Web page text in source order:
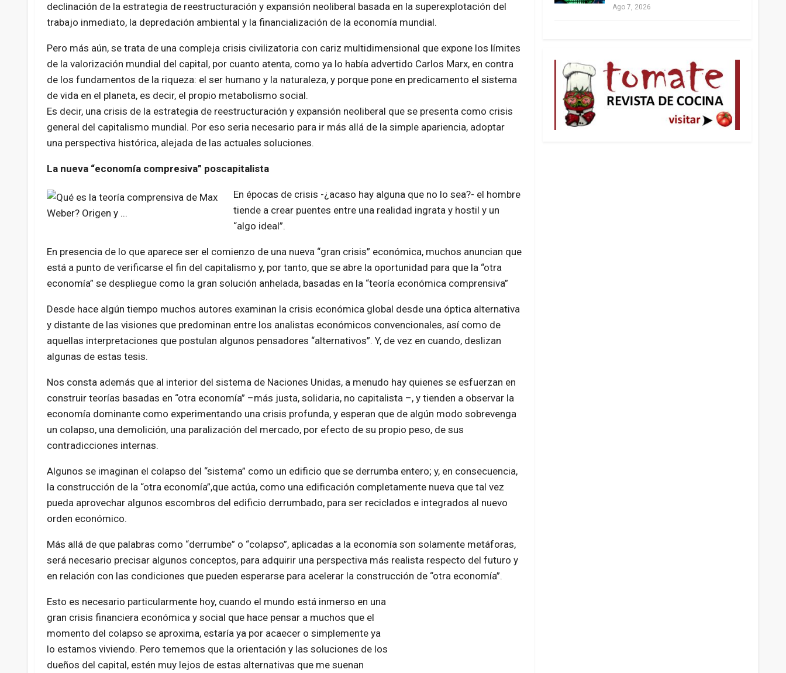
declinación de la estrategia de reestructuración y expansión neoliberal basada en la superexplotación del
trabajo inmediato, la depredación ambiental y la financialización de la economía mundial.
Pero más aún, se trata de una compleja crisis civilizatoria con cariz multidimensional que expone los límites
de la valorización mundial del capital, por cuanto atenta, como ya lo había advertido Carlos Marx, en contra
de los fundamentos de la riqueza: el ser humano y la naturaleza, y porque pone en predicamento el sistema
de vida en el planeta, es decir, el propio metabolismo social.
Es decir, una crisis de la estrategia de reestructuración y expansión neoliberal que se presenta como crisis
general del capitalismo mundial. Por eso seria necesario para ir más allá de la simple apariencia, adoptar
una perspectiva histórica, alejada de las actuales soluciones.
La nueva “economía compresiva” poscapitalista
En épocas de crisis -¿acaso hay alguna que no lo sea?- el hombre
tiende a crear puentes entre una realidad ingrata y hostil y un
“algo ideal”.
En presencia de lo que aparece ser el comienzo de una nueva “gran crisis” económica, muchos anuncian que
está a punto de verificarse el fin del capitalismo y, por tanto, que se abre la oportunidad para que la “otra
economía” se despliegue como la gran solución anhelada, basadas en la “teoría económica comprensiva”
Desde hace algún tiempo muchos autores examinan la crisis económica global desde una óptica alternativa
y distante de las visiones que predominan entre los analistas económicos convencionales, así como de
aquellas interpretaciones que postulan algunos pensadores “alternativos”. Y, de vez en cuando, deslizan
algunas de estas tesis.
Nos consta además que al interior del sistema de Naciones Unidas, a menudo hay quienes se esfuerzan en
construir teorías basadas en “otra economía” –más justa, solidaria, no capitalista –, y tienden a observar la
economía dominante como experimentando una crisis profunda, y esperan que de algún modo sobrevenga
un colapso, una demolición, una paralización del mercado, por efecto de su propio peso, de sus
contradicciones internas.
Algunos se imaginan el colapso del “sistema” como un edificio que se derrumba entero; y, en consecuencia,
la construcción de la “otra economía”,que actúa, como una edificación completamente nueva que tal vez
pueda aprovechar algunos escombros del edificio derrumbado, para ser reciclados e integrados al nuevo
orden económico.
Más allá de que palabras como “derrumbe” o “colapso”, aplicadas a la economía son solamente metáforas,
será necesario precisar algunos conceptos, para adquirir una perspectiva más realista respecto del futuro y
en relación con las condiciones que pueden esperarse para acelerar la construcción de “otra economía”.
Esto es necesario particularmente hoy, cuando el mundo está inmerso en una
gran crisis financiera económica y social que hace pensar a muchos que el
momento del colapso se aproxima, estaría ya por acaecer o simplemente ya
lo estamos viviendo. Pero tememos que la orientación y las soluciones de los
dueños del capital, estén muy lejos de estas alternativas que me suenan
Ago 7, 2026